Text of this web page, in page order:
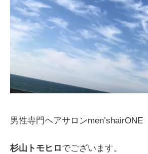
男性専門ヘアサロンmen’shairONE
杉山トモヒロでございます。